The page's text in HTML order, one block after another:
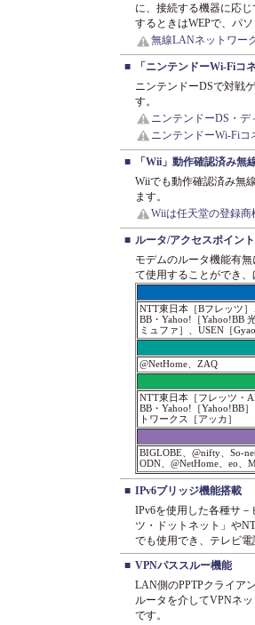
に、接続する機器に応
するときはWEPで、パ
無線LANネットワー
■
「ニンテンドーWi-Fiコ
ニンテンドーDSで対戦
す。
ニンテンドーDS・
ニンテンドーWi-Fi
■
「Wii」動作確認済み無
Wiiでも動作確認済み無
ます。
Wiiは任天堂の登録商
■ ルータ/アクセスポイン
モデムのルータ機能有
て使用することができ
NTT東日本［Bフレッツ
BB・Yahoo!［Yahoo!BB
ミュファ］、USEN［
@NetHome、ZAQ
NTT東日本［フレッツ・
BB・Yahoo!［Yahoo!BB
トワークス［アッカ］
BIGLOBE、@nifty、So-
ODN、@NetHome、eo、
■ IPv6ブリッジ機能搭載
IPv6を使用した各種サ
ツ・ドットネット」や
でも使用でき、テレビ
■ VPNパススルー機能
LAN側のPPTPクライア
ルータを介してVPNネ
です。